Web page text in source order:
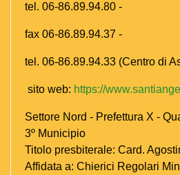
tel. 06-86.89.94.80 -
fax 06-86.89.94.37 -
tel. 06-86.89.94.33 (Centro di
sito web: https://
Settore Nord - Prefettura X -
3º Municipio
Titolo presbiterale: Card.
Affidata a: Chierici Regolari